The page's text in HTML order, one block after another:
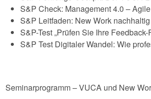
S&P Check: Management 4.0 –
S&P Leitfaden: New Work
S&P-Test „Prüfen Sie Ihre
S&P Test Digitaler Wandel: Wie
Seminarprogramm – VUCA und New